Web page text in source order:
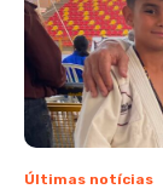
Últimas notícias